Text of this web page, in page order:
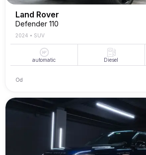
Land Rover
Defender 110
2024 • SUV
automatic Diesel
Od